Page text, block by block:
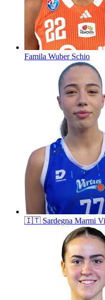
Famila Wuber Schio
🇮🇹 Sardegna Marmi